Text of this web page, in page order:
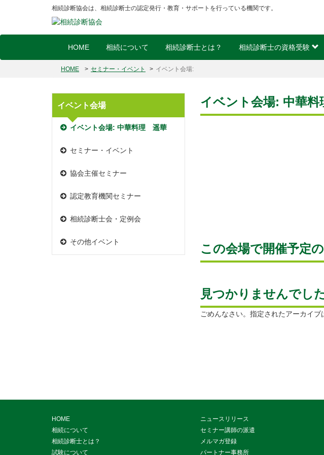
相続診断協会は、相続診断士の認定発行・教育・サポートを行っている機関です。
HOME 相続について 相続診断士とは？ 相続診断士の資格受験
HOME セミナー・イベント イベント会場:
イベント会場: 中華
この会場で開催予定
見つかりませんでし
ごめんなさい。指定されたアーカイブ
イベント会場
イベント会場: 中華料理 遥華
セミナー・イベント
協会主催セミナー
認定教育機関セミナー
相続診断士会・定例会
その他イベント
HOME
相続について
相続診断士とは？
試験について
ニュースリリース
セミナー講師の派遣
メルマガ登録
パートナー事務所